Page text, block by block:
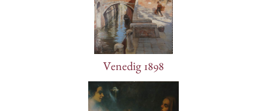
Venedig 1898